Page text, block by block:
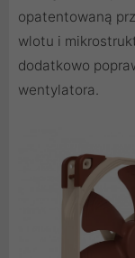
opatentowaną
wlotu i
dodatkowo
wentylatora.